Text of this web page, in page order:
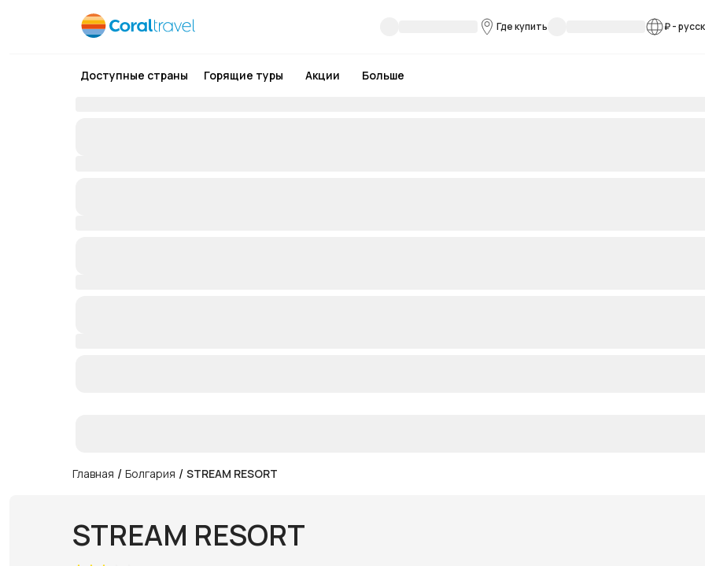
Где купить ₽-
Доступные страны Горящие туры Акции Больше
Главная / Болгария / STREAM RESORT
STREAM RESORT